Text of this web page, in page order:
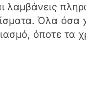
λαμβάνεις
Όλα όσα
όποτε τα